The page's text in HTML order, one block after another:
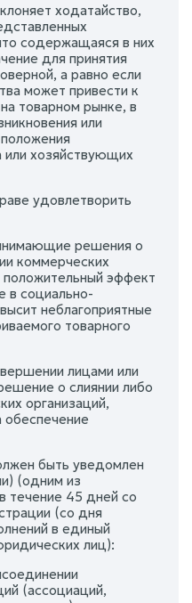
ходатайство,
содержащаяся в них
для принятия
а равно если
может привести к
товарном рынке, в
или
хозяйствующих
удовлетворить
решения о
коммерческих
положительный эффект
в социально-
неблагоприятные
товарного
лицами или
о слиянии либо
организаций,
обеспечение
быть уведомлен
(одним из
течение 45 дней со
(со дня
в единый
лиц):
(ассоциаций,